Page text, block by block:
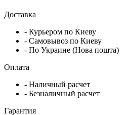
Доставка
- Курьером по Киеву
- Самовывоз по Киеву
- По Украине (Нова пошта)
Оплата
- Наличный расчет
- Безналичный расчет
Гарантия